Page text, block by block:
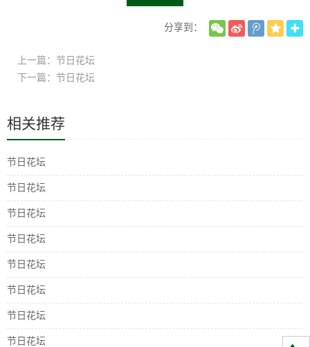
分享到：
上一篇：节日花坛
下一篇：节日花坛
相关推荐
节日花坛
节日花坛
节日花坛
节日花坛
节日花坛
节日花坛
节日花坛
节日花坛